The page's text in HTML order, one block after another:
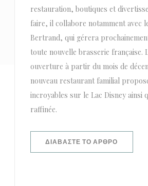
restauration, boutiques et
faire, il collabore notamment avec
Bertrand, qui gérera
toute nouvelle brasserie française.
ouverture à partir du mois de
nouveau restaurant familial
incroyables sur le Lac Disney ainsi
raffinée.
ΔΙΑΒΆΣΤΕ ΤΟ ΆΡΘΡΟ